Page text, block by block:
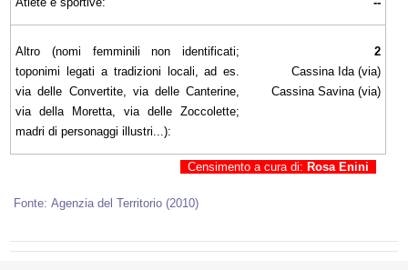
Altro (nomi femminili non identificati;
toponimi legati a tradizioni locali, ad es.
via delle Convertite, via delle Canterine,
via della Moretta, via delle Zoccolette;
madri di personaggi illustri...):
2
Cassina Ida (via)
Cassina Savina (via)
Censimento a cura di: Rosa Enini
Fonte: Agenzia del Territorio (2010)